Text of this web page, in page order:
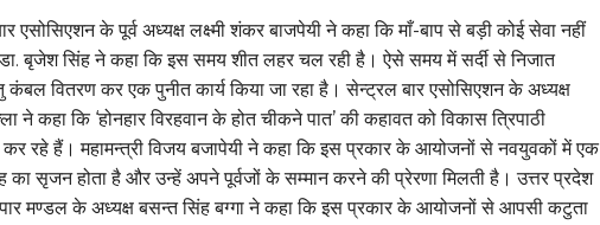
एसोसिएशन के पूर्व अध्यक्ष लक्ष्मी शंकर बाजपेयी ने कहा कि माँ-बाप से बड़ी कोई सेवा नहीं
बृजेश सिंह ने कहा कि इस समय शीत लहर चल रही है। ऐसे समय में सर्दी से निजात
कंबल वितरण कर एक पुनीत कार्य किया जा रहा है। सेन्ट्रल बार एसोसिएशन के अध्यक्ष
ने कहा कि ‘होनहार विरहवान के होत चीकने पात’ की कहावत को विकास त्रिपाठी
कर रहे हैं। महामन्त्री विजय बजापेयी ने कहा कि इस प्रकार के आयोजनों से नवयुवकों में एक
का सृजन होता है और उन्हें अपने पूर्वजों के सम्मान करने की प्रेरणा मिलती है। उत्तर प्रदेश
मण्डल के अध्यक्ष बसन्त सिंह बग्गा ने कहा कि इस प्रकार के आयोजनों से आपसी कटुता